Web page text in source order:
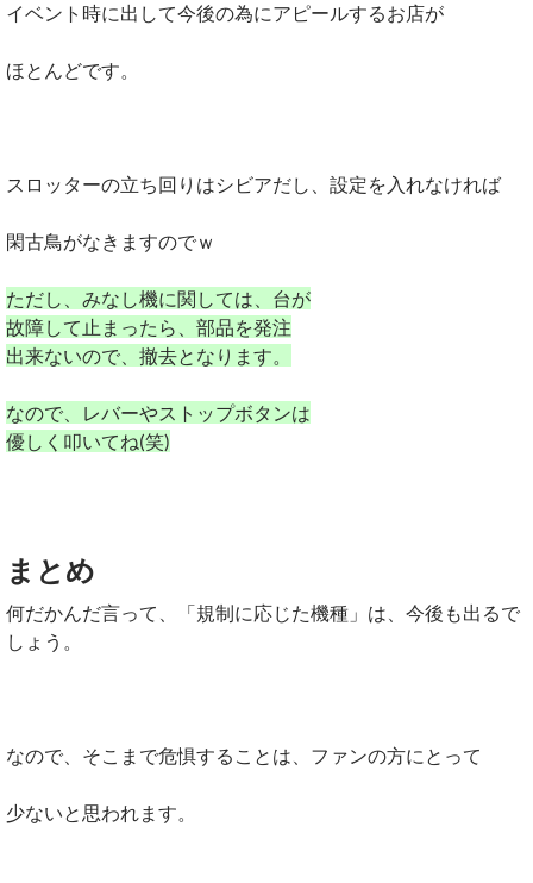
イベント時に出して今後の為にアピールするお店が
ほとんどです。
スロッターの立ち回りはシビアだし、設定を入れなければ
閑古鳥がなきますのでｗ
ただし、みなし機に関しては、台が
故障して止まったら、部品を発注
出来ないので、撤去となります。
なので、レバーやストップボタンは
優しく叩いてね(笑)
まとめ
何だかんだ言って、「規制に応じた機種」は、今後も出るで
しょう。
なので、そこまで危惧することは、ファンの方にとって
少ないと思われます。